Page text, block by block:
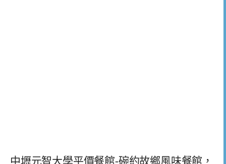
中壢元智大學平價餐館-碗約故鄉風味餐館，